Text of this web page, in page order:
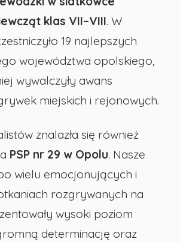
klas VII–VIII. W
19 najlepszych
województwa opolskiego,
wywalczyły awans
miejskich i rejonowych.
znalazła się również
PSP nr 29 w Opolu. Nasze
wielu emocjonujących i
rozgrywanych na
wysoki poziom
determinację oraz